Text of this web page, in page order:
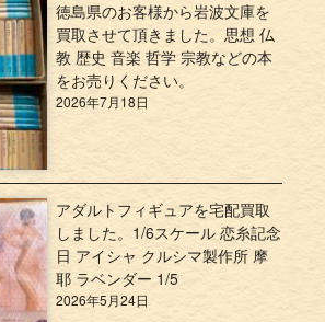
徳島県のお客様から岩波文庫を
買取させて頂きました。思想 仏
教 歴史 音楽 哲学 宗教などの本
をお売りください。
2026年7月18日
アダルトフィギュアを宅配買取
しました。1/6スケール 恋糸記念
日 アイシャ クルシマ製作所 摩
耶 ラベンダー 1/5
2026年5月24日